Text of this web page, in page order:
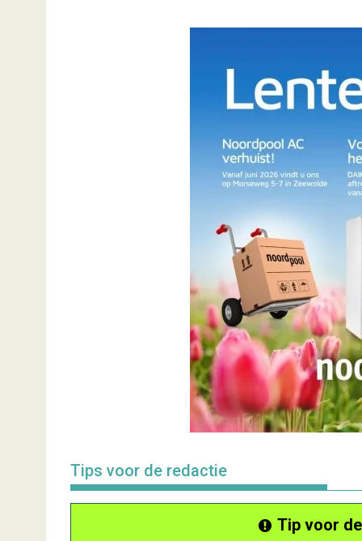
Tips voor de redactie
Tip voor